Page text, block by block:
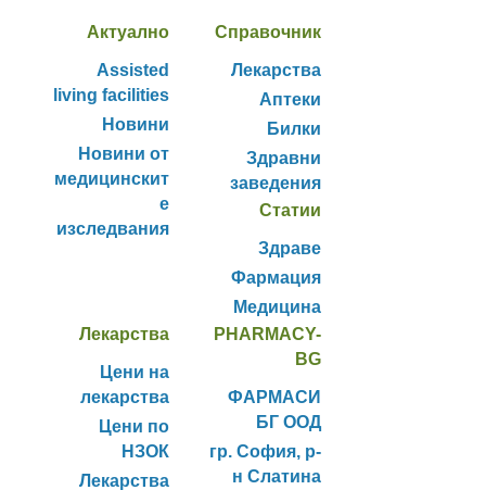
Актуално
Assisted
living facilities
Новини
Новини от
медицинскит
е
изследвания
Справочник
Лекарства
Аптеки
Билки
Здравни
заведения
Статии
Здраве
Фармация
Медицина
Лекарства
Цени на
лекарства
Цени по
НЗОК
Лекарства
PHARMACY-
BG
ФАРМАСИ
БГ ООД
гр. София, р-
н Слатина